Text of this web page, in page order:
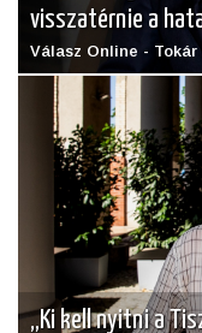
visszatérnie a
Válasz Online - Tokár
„Ki kell nyitni a